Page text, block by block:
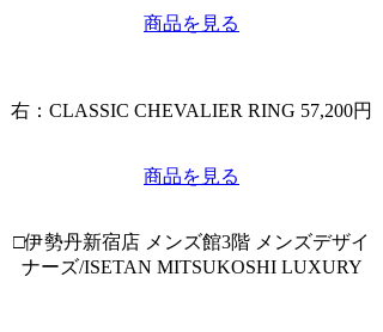
商品を見る
右：CLASSIC CHEVALIER RING 57,200円
商品を見る
□伊勢丹新宿店 メンズ館3階 メンズデザイ
ナーズ/ISETAN MITSUKOSHI LUXURY